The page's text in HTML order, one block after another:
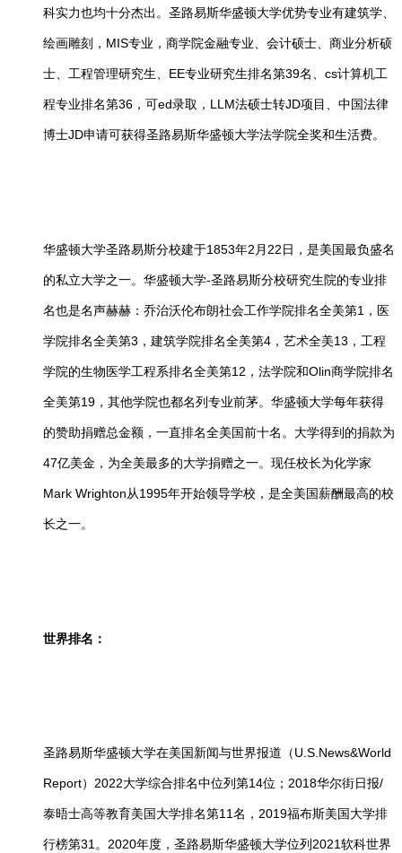
科实力也均十分杰出。圣路易斯华盛顿大学优势专业有建筑学、
绘画雕刻，MIS专业，商学院金融专业、会计硕士、商业分析硕
士、工程管理研究生、EE专业研究生排名第39名、cs计算机工
程专业排名第36，可ed录取，LLM法硕士转JD项目、中国法律
博士JD申请可获得圣路易斯华盛顿大学法学院全奖和生活费。
华盛顿大学圣路易斯分校建于1853年2月22日，是美国最负盛名
的私立大学之一。华盛顿大学-圣路易斯分校研究生院的专业排
名也是名声赫赫：乔治沃伦布朗社会工作学院排名全美第1，医
学院排名全美第3，建筑学院排名全美第4，艺术全美13，工程
学院的生物医学工程系排名全美第12，法学院和Olin商学院排名
全美第19，其他学院也都名列专业前茅。华盛顿大学每年获得
的赞助捐赠总金额，一直排名全美国前十名。大学得到的捐款为
47亿美金，为全美最多的大学捐赠之一。现任校长为化学家
Mark Wrighton从1995年开始领导学校，是全美国薪酬最高的校
长之一。
世界排名：
圣路易斯华盛顿大学在美国新闻与世界报道（U.S.News&World
Report）2022大学综合排名中位列第14位；2018华尔街日报/
泰晤士高等教育美国大学排名第11名，2019福布斯美国大学排
行榜第31。2020年度，圣路易斯华盛顿大学位列2021软科世界